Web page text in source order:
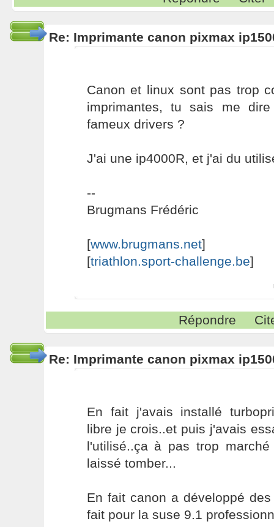
Re: Imprimante canon pixmax
Canon et linux sont pas trop
imprimantes, tu sais me
fameux drivers ?
J'ai une ip4000R, et j'ai du
--
Brugmans Frédéric
[www.brugmans.net]
[triathlon.sport-challenge.be]
Répondre
Re: Imprimante canon pixmax
En fait j'avais installé
libre je crois..et puis j'avais
l'utilisé..ça à pas trop marché
laissé tomber...
En fait canon a développé
fait pour la suse 9.1